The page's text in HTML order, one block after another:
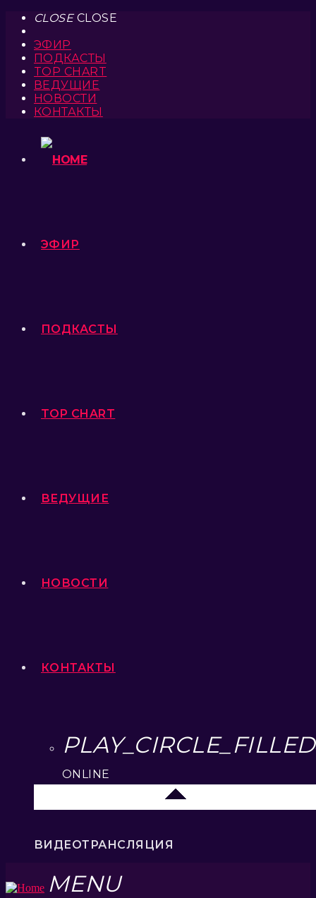
CLOSECLOSE
ЭФИР
ПОДКАСТЫ
TOP CHART
ВЕДУЩИЕ
НОВОСТИ
КОНТАКТЫ
ЭФИР
ПОДКАСТЫ
TOP CHART
ВЕДУЩИЕ
НОВОСТИ
КОНТАКТЫ
PLAY_CIRCLE_FILLED
ONLINE
ВИДЕОТРАНСЛЯЦИЯ
MENU